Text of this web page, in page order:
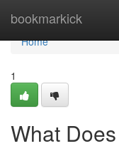
bookmarkick
Home
Home
1
What